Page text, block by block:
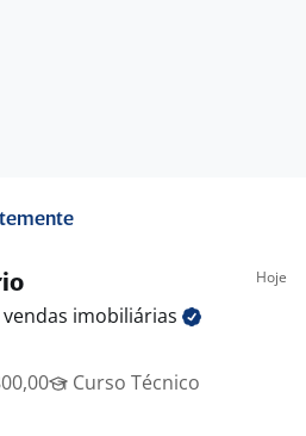
Hoje
imobiliárias
Curso Técnico